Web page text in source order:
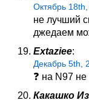
Октябрь
не лучший
джедаем
Extaziee:
Декабрь 5th,
❓ на N97 не
Какашко